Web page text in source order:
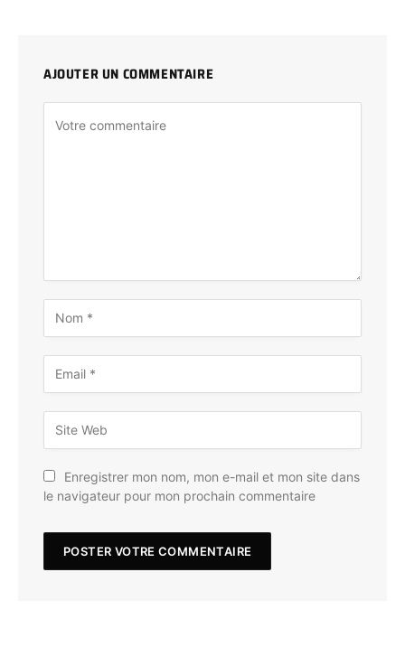
AJOUTER UN COMMENTAIRE
Enregistrer mon nom, mon e-mail et mon site dans
le navigateur pour mon prochain commentaire